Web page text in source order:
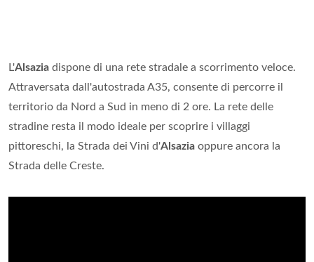
L'Alsazia dispone di una rete stradale a scorrimento veloce.
Attraversata dall'autostrada A35, consente di percorre il
territorio da Nord a Sud in meno di 2 ore. La rete delle
stradine resta il modo ideale per scoprire i villaggi
pittoreschi, la Strada dei Vini d'Alsazia oppure ancora la
Strada delle Creste.